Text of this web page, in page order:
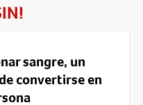
sangre, un
convertirse en